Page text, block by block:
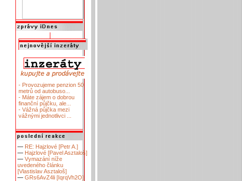
- Provozujeme penzion 50
metrů od autobuso...
- Máte zájem o dobrou
finanční půjčku, ale...
- Vážná půjčka mezi
vážnými jednotlivci ...
— RE: Hajzlové [Petr A.]
— Hajzlové [Pavel Asztaloš]
— Vymazání níže
uvedeného článku
[Vlastislav Asztaloš]
— GRs6AvZ4li [IqrqVh2O]